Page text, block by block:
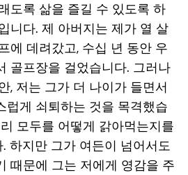
도록 삶을 즐길 수 있도록 하
니다. 제 아버지는 제가 열 살
에 데려갔고, 수십 년 동안 우
골프장을 걸었습니다. 그러나
, 저는 그가 더 나이가 들면서
럽게 쇠퇴하는 것을 목격했습
모두를 어떻게 갉아먹는지를
하지만 그가 여든이 넘어서도
때문에 그는 저에게 영감을 주